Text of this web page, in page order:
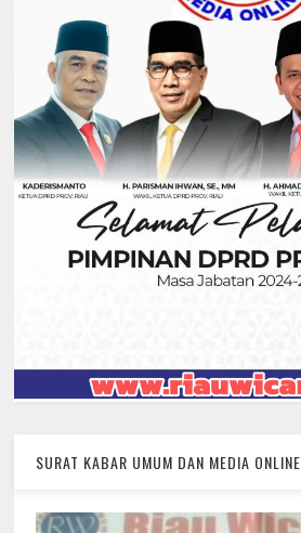
SURAT KABAR UMUM DAN MEDIA ONLINE